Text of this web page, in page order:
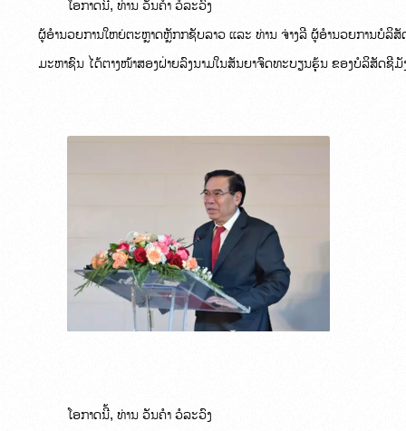
ໂອກາດນີ້, ທ່ານ ວັນຄໍາ ວໍລະວົງ
ຜູ້ອໍານວຍການໃຫຍ່ຕະຫຼາດຫຼັກກຊັບລາວ ແລະ ທ່ານ ຈ່າງລີ ຜູ້ອຳນວຍການບໍລິສັ
ມະຫາຊົນ ໄດ້ຕາງໜ້າສອງຝ່າຍລົງນາມໃນສັນຍາຈົດທະບຽນຮຸ້ນ ຂອງບໍລິສັດຊີ
ໂອກາດນີ້, ທ່ານ ວັນຄໍາ ວໍລະວົງ